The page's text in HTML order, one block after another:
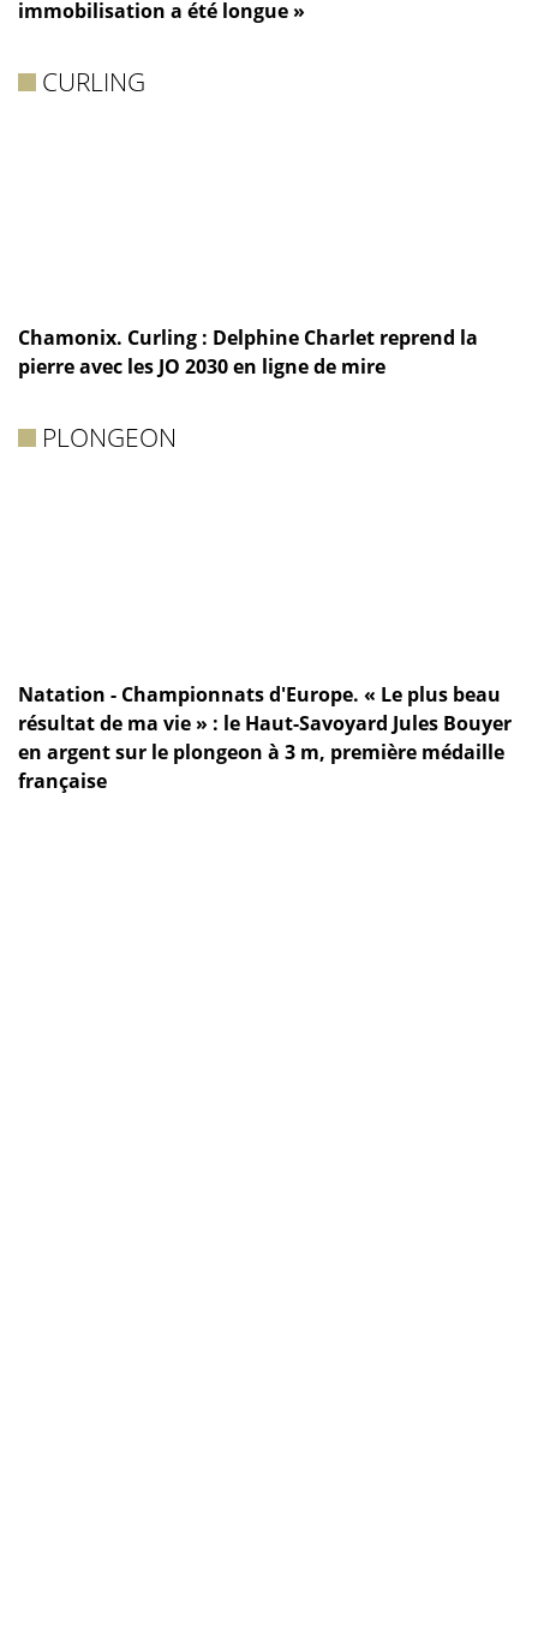
immobilisation a été longue »
CURLING
Chamonix. Curling : Delphine Charlet reprend la
pierre avec les JO 2030 en ligne de mire
PLONGEON
Natation - Championnats d'Europe. « Le plus beau
résultat de ma vie » : le Haut-Savoyard Jules Bouyer
en argent sur le plongeon à 3 m, première médaille
française